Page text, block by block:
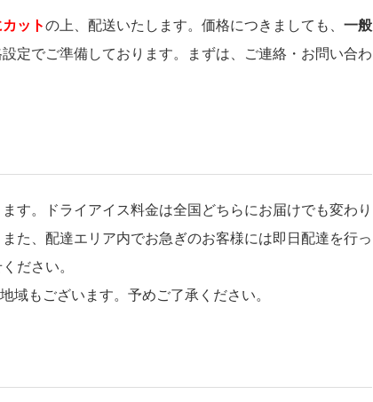
ットの上、配送いたします。価格につきましても、 一般
定でご準備しております。まずは、ご連絡・お問い合わ
す。ドライアイス料金は全国どちらにお届けでも変わり
た、配達エリア内でお急ぎのお客様には即日配達を行っ
ださい。
域もございます。予めご了承ください。